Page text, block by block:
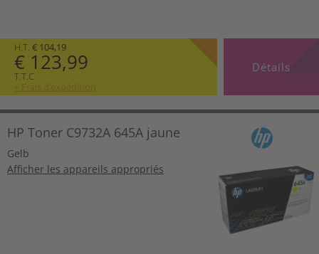
H.T. € 104,19
€ 123,99
T.T.C
+ Frais d’expédition
Détails
HP Toner C9732A 645A jaune
Gelb
Afficher les appareils appropriés